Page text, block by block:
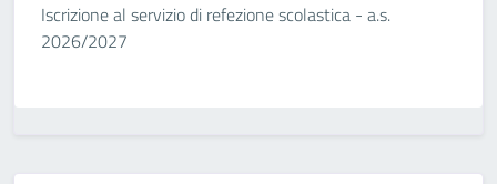
Iscrizione al servizio di refezione scolastica - a.s.
2026/2027